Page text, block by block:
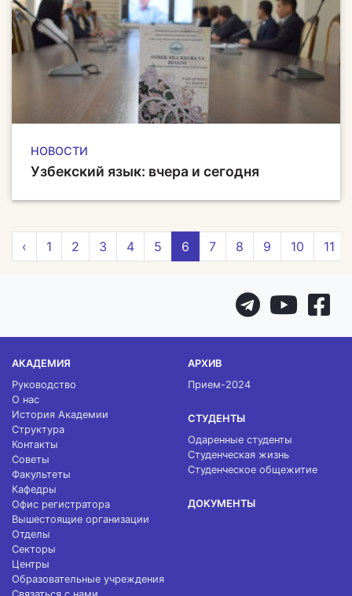
НОВОСТИ
Узбекский язык: вчера и сегодня
‹ 1 2 3 4 5 6 7 8 9 10 11
АКАДЕМИЯ
Руководство
О нас
История Академии
Структура
Контакты
Советы
Факультеты
Кафедры
Офис регистратора
Вышестоящие организации
Отделы
Секторы
Центры
Образовательные учреждения
АРХИВ
Прием-2024
СТУДЕНТЫ
Одаренные студенты
Студенческая жизнь
Студенческое общежитие
ДОКУМЕНТЫ